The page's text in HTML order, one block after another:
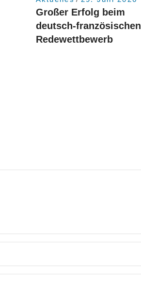
Großer Erfolg beim
deutsch-französischen
Redewettbewerb